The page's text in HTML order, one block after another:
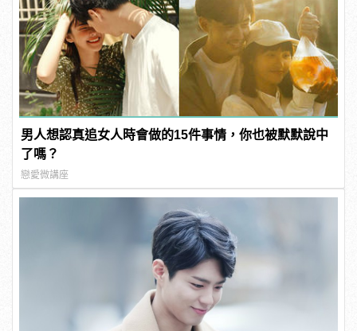
男人想認真追女人時會做的15件事情，你也被默默說中
了嗎？
戀愛微講座